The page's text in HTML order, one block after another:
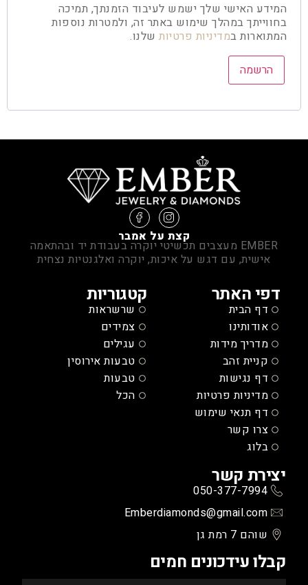
המידע האישי שלך ישמש לעיבוד הזמנתך, תמיכה
בחווייתך במהלך שימוש באתר זה, ולמטרות נוספות
המתוארות במדיניות פרטיות שלנו.
הרשמה
קבלו עידכונים חמים
יצירת קשר
050-377-7994
Emberdiamonds@gmail.com
שוהם 7 רמת גן
קטגוריות
שרשראות
צמידים
עגילים
טבעות אירוסין
טבעות
הכל
דפי האתר
דף הבית
אודותינו
מדריך מידות
קניית זהב
דף נגישות
מדיניות פרטיות
דף תנאי שימוש
צרו קשר
בלוג
קצת על אמבר
EMBER מעצבים תכשיטי יוקרה בעבודת יד ובהתאמה
אישית, עם דגש על איכות, יוקרה ואלגנטיות נצחית